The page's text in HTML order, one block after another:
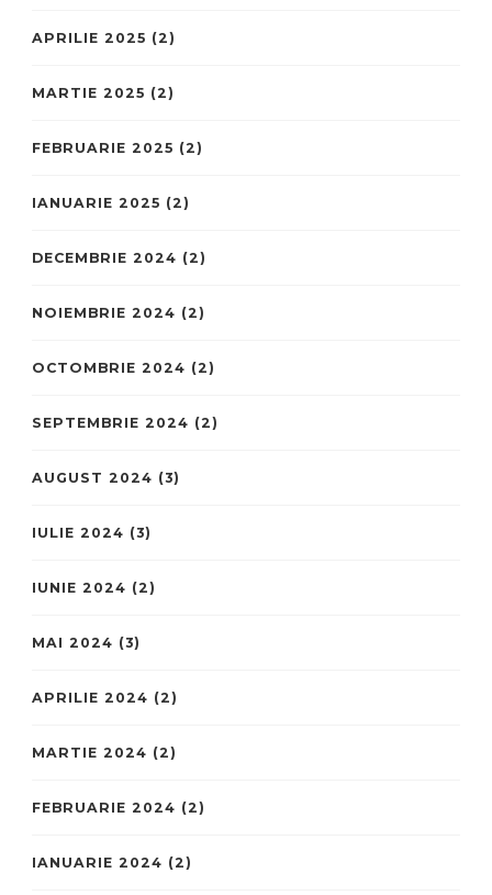
APRILIE 2025 (2)
MARTIE 2025 (2)
FEBRUARIE 2025 (2)
IANUARIE 2025 (2)
DECEMBRIE 2024 (2)
NOIEMBRIE 2024 (2)
OCTOMBRIE 2024 (2)
SEPTEMBRIE 2024 (2)
AUGUST 2024 (3)
IULIE 2024 (3)
IUNIE 2024 (2)
MAI 2024 (3)
APRILIE 2024 (2)
MARTIE 2024 (2)
FEBRUARIE 2024 (2)
IANUARIE 2024 (2)